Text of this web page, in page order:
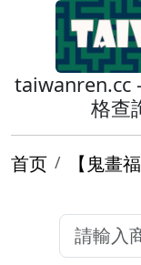
taiwanren.cc
格查
首页 【鬼畫